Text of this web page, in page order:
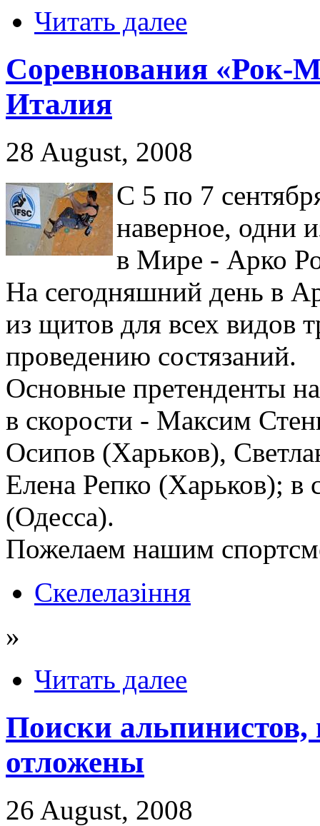
Читать далее
Соревнования «Рок-
Италия
28 August, 2008
С 5 по 7
наверное, одни
в Мире - Арко
На сегодняшний день в
из щитов для всех видов
проведению состязаний.
Основные претенденты
в скорости - Максим
Осипов (Харьков),
Елена Репко (Харьков);
(Одесса).
Пожелаем нашим
Скелелазіння
»
Читать далее
Поиски
отложены
26 August, 2008